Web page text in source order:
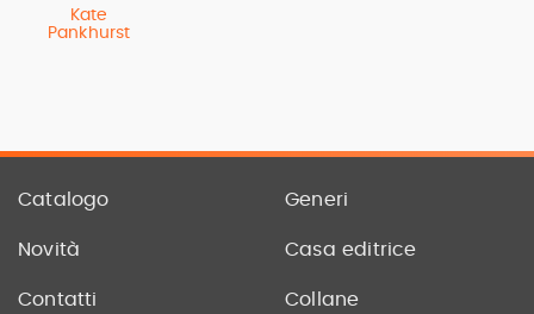
Kate
Pankhurst
Catalogo Generi
Novità Casa editrice
Contatti Collane